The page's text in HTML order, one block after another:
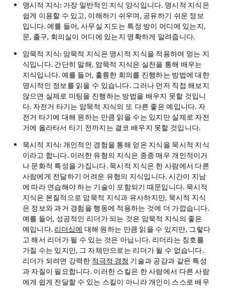
명시적 지식: 가장 일반적인 지식 양식입니다. 명시적 지식은
쉽게 이용할 수 있고, 이해하기 쉬우며, 공유하기 쉬운 정보
입니다. 예를 들어, 사무실 지도는 특정 방이 어디에 있는지,
문, 출구, 회의실이 어디에 있는지 명확하게 알려줍니다.
암묵적 지식: 암묵적 지식은 명시적 지식을 적용하여 얻는 지
식입니다. 간단히 말해, 암묵적 지식은 실천을 통해 배우는
지식입니다. 예를 들어, 훌륭한 회의를 진행하는 방법에 대한
명시적인 정보를 읽을 수 있습니다. 그러나 먼저 직접 해보지
않으면 실제로 미팅을 진행하는 방법을 배우지 못할 것입니
다. 자전거 타기는 암묵적 지식의 또 다른 좋은 예입니다. 자
전거 타기에 대해 원하는 만큼 읽을 수는 있지만 실제로 자전
거에 올라타서 타기 전까지는 결코 배우지 못할 것입니다.
묵시적 지식: 개인적인 경험을 통해 얻은 지식을 묵시적 지식
이라고 합니다. 이러한 유형의 지식은 종종 매우 개인적이거
나 문화적 특성을 가집니다. 묵시적 지식은 한 사람에서 다른
사람에게 전달하기 어려운 유형의 지식입니다. 시간이 지남
에 따라 연습해야 하는 기술이 포함되기 때문입니다. 묵시적
지식은 본질적으로 암묵적 지식과 유사하지만, 묵시적 지식
은 정보와 과거 경험을 행동에 적용하는 것에 더 가깝습니다.
예를 들어, 성공적인 리더가 되는 것은 암묵적 지식의 좋은
예입니다. 리더십에 대해 원하는 만큼 읽을 수 있지만, 그렇다
고 해서 리더가 될 수 있는 것은 아닙니다. 리더라는 칭호를
가질 수는 있지만, 그 자체만으로는 리더가 될 수 없습니다.
리더가 되려면 강력한 적극적 경청 기술과 공감과 같은 특성
과 자질이 필요합니다. 이러한 스킬은 한 사람에서 다른 사람
에게 쉽게 전달할 수 있는 스킬이 아니라 개인이 스스로 배우